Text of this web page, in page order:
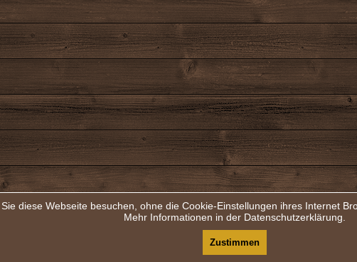
diese Webseite besuchen, ohne die Cookie-Einstellungen ihres Internet
Mehr Informationen in der Datenschutzerklärung.
Zustimmen